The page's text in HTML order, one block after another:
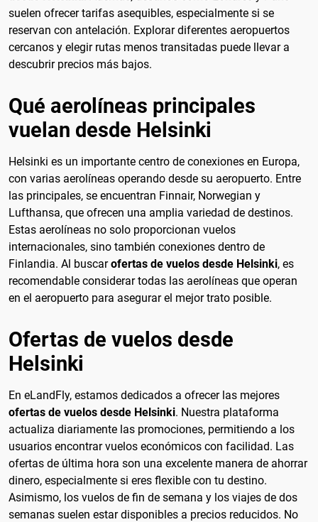
suelen ofrecer tarifas asequibles, especialmente si se
reservan con antelación. Explorar diferentes aeropuertos
cercanos y elegir rutas menos transitadas puede llevar a
descubrir precios más bajos.
Qué aerolíneas principales
vuelan desde Helsinki
Helsinki es un importante centro de conexiones en Europa,
con varias aerolíneas operando desde su aeropuerto. Entre
las principales, se encuentran Finnair, Norwegian y
Lufthansa, que ofrecen una amplia variedad de destinos.
Estas aerolíneas no solo proporcionan vuelos
internacionales, sino también conexiones dentro de
Finlandia. Al buscarofertas de vuelos desde Helsinki, es
recomendable considerar todas las aerolíneas que operan
en el aeropuerto para asegurar el mejor trato posible.
Ofertas de vuelos desde
Helsinki
En eLandFly, estamos dedicados a ofrecer las mejores
ofertas de vuelos desde Helsinki. Nuestra plataforma
actualiza diariamente las promociones, permitiendo a los
usuarios encontrar vuelos económicos con facilidad. Las
ofertas de última hora son una excelente manera de ahorrar
dinero, especialmente si eres flexible con tu destino.
Asimismo, los vuelos de fin de semana y los viajes de dos
semanas suelen estar disponibles a precios reducidos. No